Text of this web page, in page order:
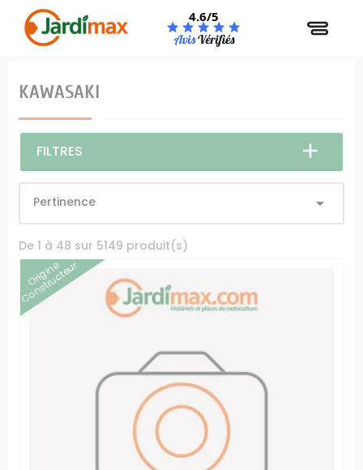
4.6/5
KAWASAKI
FILTRES
Pertinence 
De 1 à 48 sur 5149 produit(s)
Origine
Constructeur
Panneau de gestion des cookies